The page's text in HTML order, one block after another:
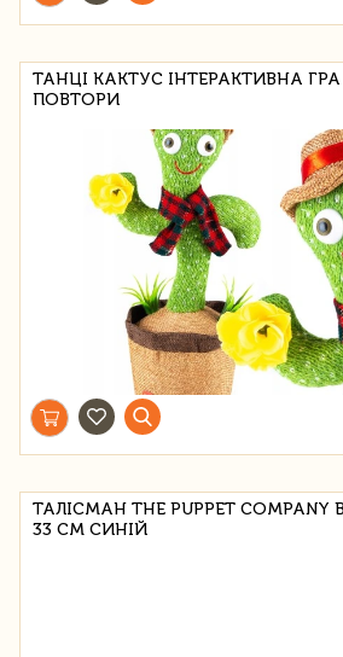
ТАНЦІ КАКТУС ІНТЕРАКТИВНА
ПОВТОРИ
ТАЛІСМАН THE PUPPET COMPANY
33 СМ СИНІЙ